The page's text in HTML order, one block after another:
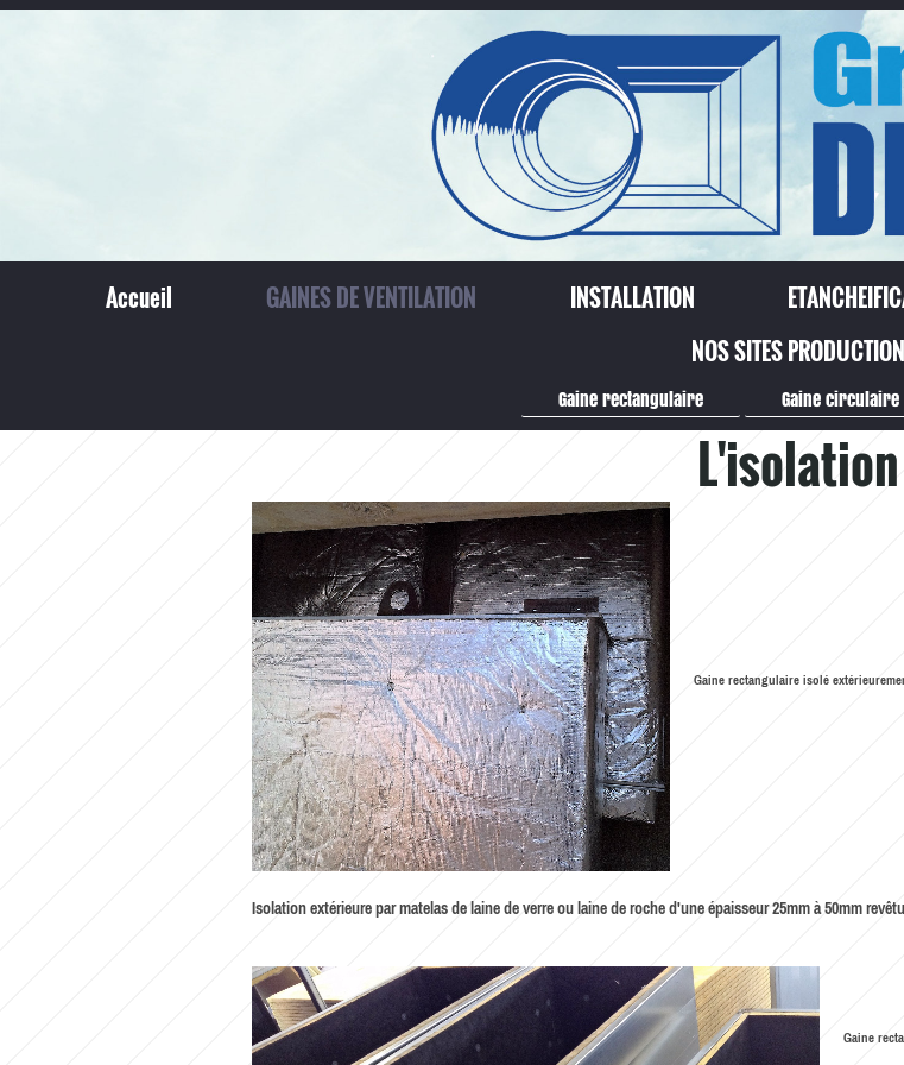
Accueil GAINES DE VENTILATION INSTALLATION
NOS SITES PRODUCTION
Gaine rectangulaire Gaine circulaire
L'isolation
Gaine rectangulaire isolé
Isolation extérieure par matelas de laine de verre ou laine de roche d'une épaisseur 25mm à 50mm
Gaine